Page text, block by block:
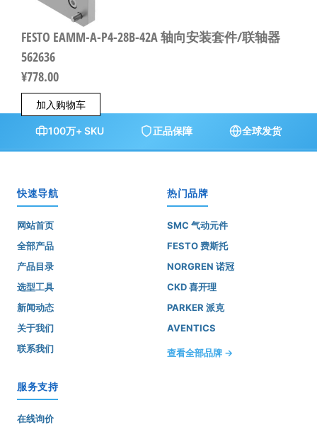
FESTO EAMM-A-P4-28B-42A 轴向安装套件/联轴器
562636
¥778.00
加入购物车
100万+ SKU 正品保障 全球发货
快速导航
网站首页
全部产品
产品目录
选型工具
新闻动态
关于我们
联系我们
热门品牌
SMC 气动元件
FESTO 费斯托
NORGREN 诺冠
CKD 喜开理
PARKER 派克
AVENTICS
查看全部品牌 →
服务支持
在线询价